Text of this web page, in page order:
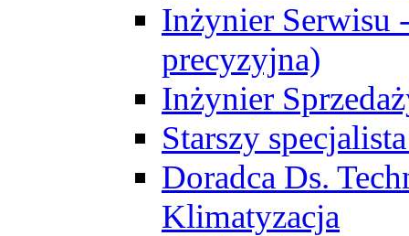
Inżynier Serwisu
precyzyjna)
Inżynier
Starszy
Doradca Ds.
Klimatyzacja